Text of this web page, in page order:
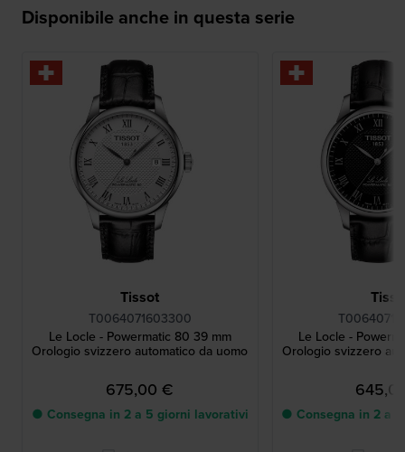
Disponibile anche in questa serie
Tissot
T0064071603300
Le Locle - Powermatic 80 39 mm
Orologio svizzero automatico da uomo
675,00 €
● Consegna in 2 a 5 giorni lavorativi
Le Locle -
Orologio svizzero
● Consegna in 2 a